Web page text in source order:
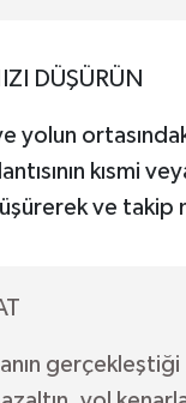
DÜŞÜRÜN
yolun
kısmi
ve